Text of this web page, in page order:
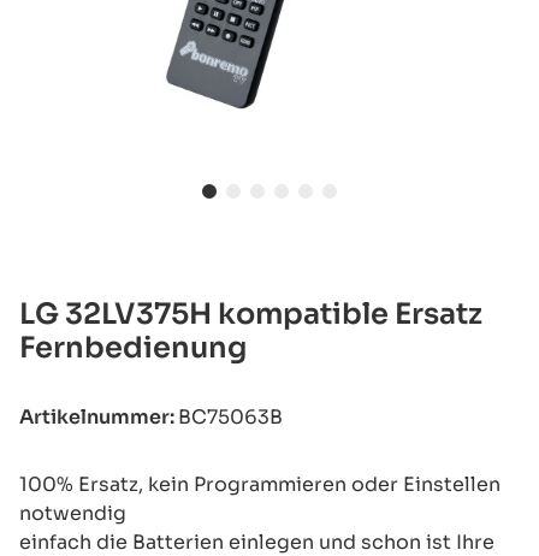
LG 32LV375H kompatible Ersatz
Fernbedienung
Artikelnummer:BC75063B
100% Ersatz, kein Programmieren oder Einstellen
notwendig
einfach die Batterien einlegen und schon ist Ihre